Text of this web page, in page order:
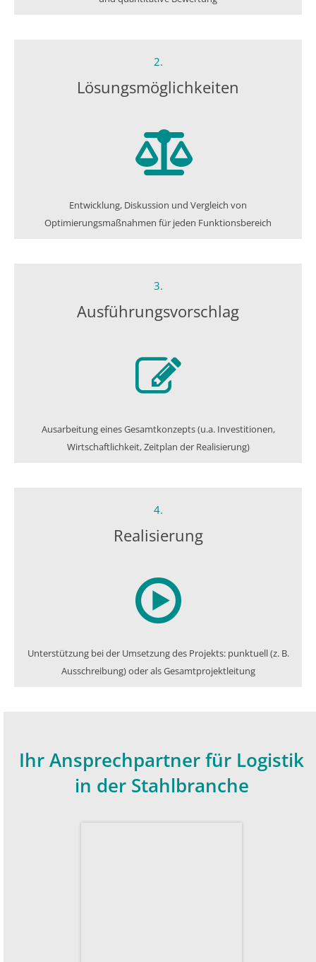
2.
Lösungs­möglichkeiten
Entwicklung, Diskussion und Vergleich von
Optimierungsmaßnahmen für jeden Funktionsbereich
3.
Ausführungs­vorschlag
Ausarbeitung eines Gesamtkonzepts (u.a. Investitionen,
Wirtschaftlichkeit, Zeitplan der Realisierung)
4.
Realisierung
Unterstützung bei der Umsetzung des Projekts: punktuell (z. B.
Ausschreibung) oder als Gesamtprojektleitung
Ihr Ansprechpartner für Logistik
in der Stahlbranche